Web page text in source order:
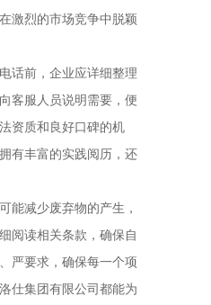
激烈的市场竞争中脱颖
话前，企业应详细整理
客服人员说明需要，便
资质和良好口碑的机
有丰富的实践阅历，还
能减少废弃物的产生，
阅读相关条款，确保自
严要求，确保每一个项
仕集团有限公司都能为